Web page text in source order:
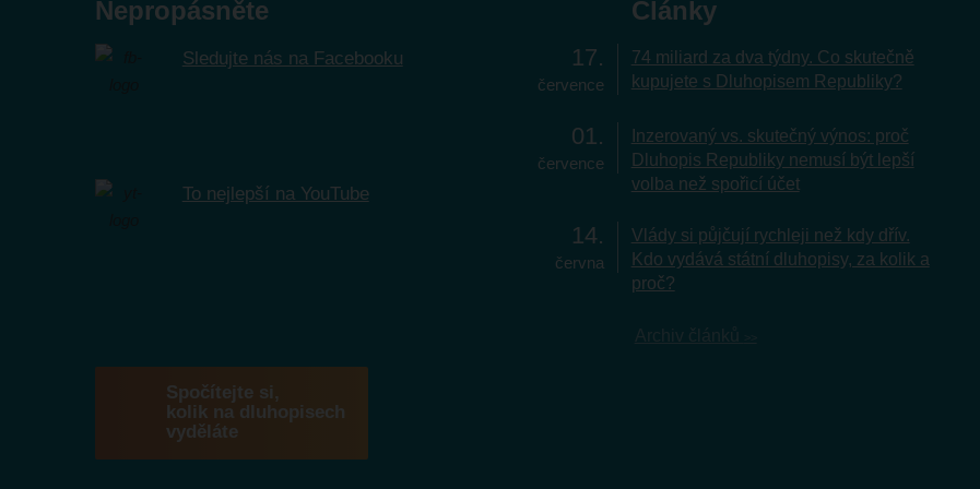
Nepropásněte
Sledujte nás na Facebooku
To nejlepší na YouTube
Spočítejte si,
kolik na dluhopisech
vyděláte
Články
17
července
74 miliard za dva týdny. Co skutečně
kupujete s Dluhopisem Republiky?
01
července
Inzerovaný vs. skutečný výnos: proč
Dluhopis Republiky nemusí být lepší
volba než spořicí účet
14
června
Vlády si půjčují rychleji než kdy dřív.
Kdo vydává státní dluhopisy, za kolik a
proč?